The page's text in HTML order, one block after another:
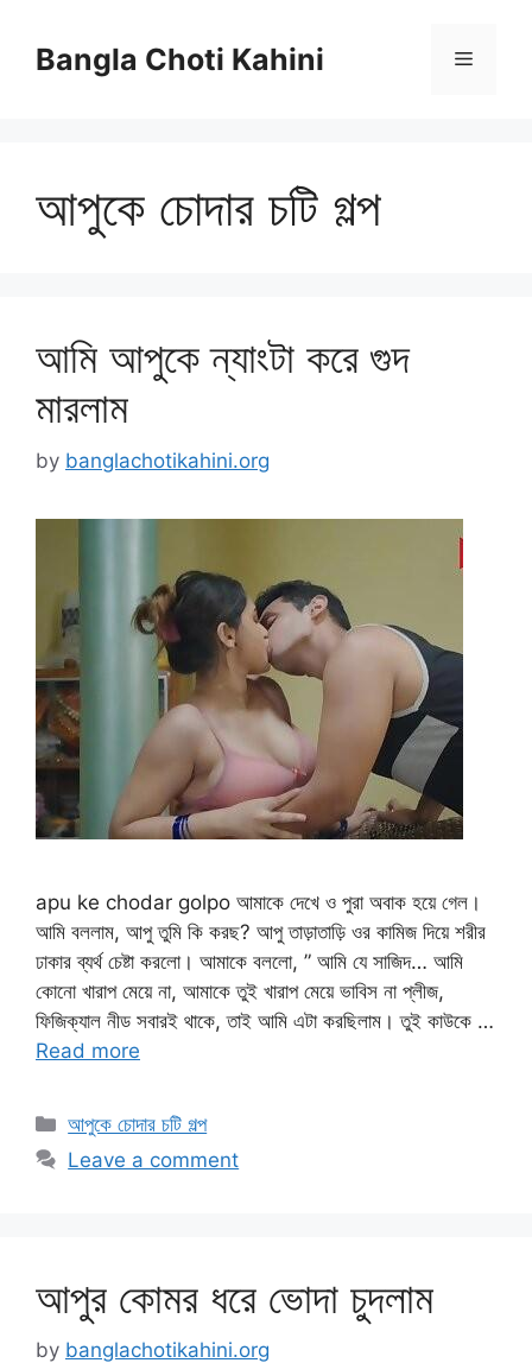
contentBangla Choti Kahini Menu
আপুকে চোদার চটি গল্প
আমি আপুকে ন্যাংটা করে গুদ
মারলাম
by banglachotikahini.org
apu ke chodar golpo আমাকে দেখে ও পুরা অবাক হয়ে গেল।
আমি বললাম, আপু তুমি কি করছ? আপু তাড়াতাড়ি ওর কামিজ দিয়ে শরীর
ঢাকার ব্যর্থ চেষ্টা করলো। আমাকে বললো, ” আমি যে সাজিদ… আমি
কোনো খারাপ মেয়ে না, আমাকে তুই খারাপ মেয়ে ভাবিস না প্লীজ,
ফিজিক্যাল নীড সবারই থাকে, তাই আমি এটা করছিলাম। তুই কাউকে …
Read more
Categories
আপুকে চোদার চটি গল্প
Leave a comment
আপুর কোমর ধরে ভোদা চুদলাম
by banglachotikahini.org